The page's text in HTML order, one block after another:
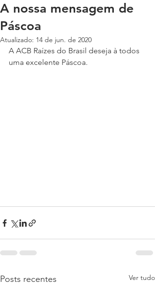
A nossa mensagem de
Páscoa
Atualizado: 14 de jun. de 2020
A ACB Raízes do Brasil deseja à todos
uma excelente Páscoa.
Posts recentes Ver tudo